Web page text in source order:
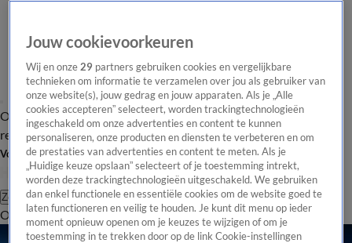
Overzicht Laatste nieuws Regionieuws Het beste van Hart
Tip de
redactie
Volg Hart van Nederland
Zoeken
OverzichtRegioUitzendingenWeerTip de redactiePanelVideo's
Jouw cookievoorkeuren
Wij en onze29 partners gebruiken cookies en vergelijkbare
technieken om informatie te verzamelen over jou als gebruiker van
onze website(s), jouw gedrag en jouw apparaten. Als je „Alle
cookies accepteren” selecteert, worden trackingtechnologieën
ingeschakeld om onze advertenties en content te kunnen
personaliseren, onze producten en diensten te verbeteren en om
de prestaties van advertenties en content te meten. Als je
„Huidige keuze opslaan” selecteert of je toestemming intrekt,
worden deze trackingtechnologieën uitgeschakeld. We gebruiken
dan enkel functionele en essentiële cookies om de website goed te
laten functioneren en veilig te houden. Je kunt dit menu op ieder
moment opnieuw openen om je keuzes te wijzigen of om je
toestemming in te trekken door op de link Cookie-instellingen